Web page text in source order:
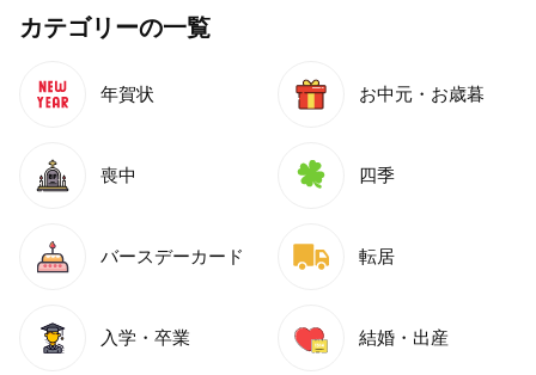
カテゴリーの一覧
年賀状 お中元・お歳暮
喪中 四季
バースデーカード 転居
入学・卒業 結婚・出産